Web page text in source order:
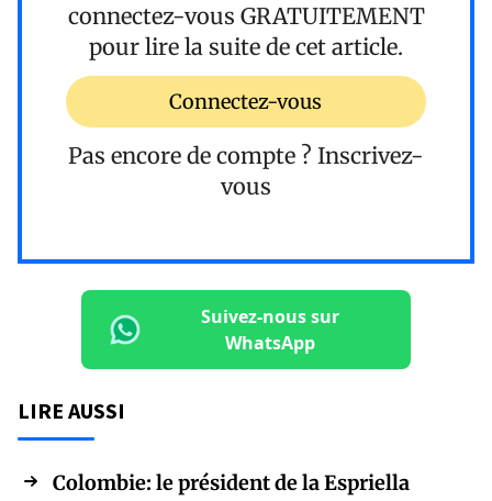
connectez-vous GRATUITEMENT
pour lire la suite de cet article.
Connectez-vous
Pas encore de compte ? Inscrivez-
vous
Suivez-nous sur
WhatsApp
LIRE AUSSI
Colombie: le président de la Espriella